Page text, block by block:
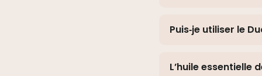
Puis‑je utiliser le
L’huile essentielle